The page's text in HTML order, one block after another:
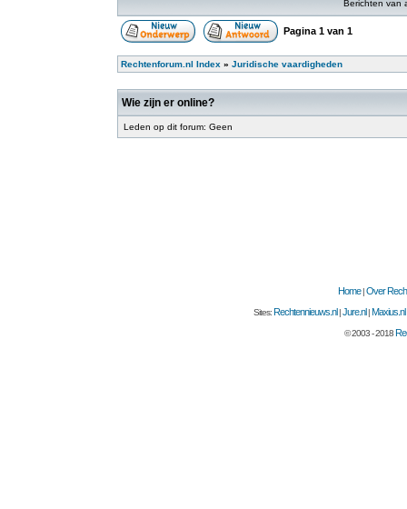
Berichten van
Pagina 1 van 1
Rechtenforum.nl Index » Juridische vaardigheden
Wie zijn er online?
Leden op dit forum: Geen
Home|Over
Sites:Rechtennieuws.nl |Jure.nl |Maxius.nl
© 2003 - 2018